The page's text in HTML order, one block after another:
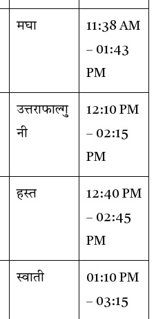
मघा
11:38 AM
– 01:43
PM
उत्तराफाल्गु
नी
12:10 PM
– 02:15
PM
हस्त
12:40 PM
– 02:45
PM
स्वाती
01:10 PM
– 03:15